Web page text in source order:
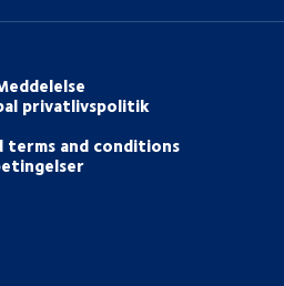
privatlivspolitik
terms and conditions